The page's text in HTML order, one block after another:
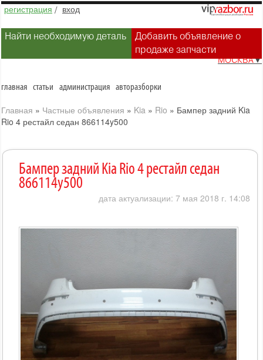
регистрация / вход
Найти необходимую деталь
Добавить объявление о
продаже запчасти
МОСКВА▼
главная статьи администрация авторазборки
Главная » Частные объявления » Kia » Rio » Бампер задний Kia
Rio 4 рестайл седан 866114y500
Бампер задний Kia Rio 4 рестайл седан
866114y500
дата актуализации: 7 мая 2018 г. 14:08